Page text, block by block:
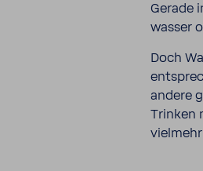
Gerade
wasser
Doch
andere
Trinken